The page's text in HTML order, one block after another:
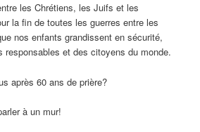
les Chrétiens, les Juifs et les
la fin de toutes les guerres entre les
nos enfants grandissent en sécurité,
responsables et des citoyens du monde.
après 60 ans de prière?
à un mur!